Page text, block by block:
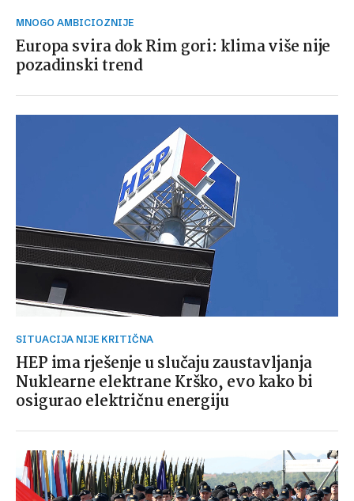
MNOGO AMBICIOZNIJE
Europa svira dok Rim gori: klima više nije
pozadinski trend
SITUACIJA NIJE KRITIČNA
HEP ima rješenje u slučaju zaustavljanja
Nuklearne elektrane Krško, evo kako bi
osigurao električnu energiju